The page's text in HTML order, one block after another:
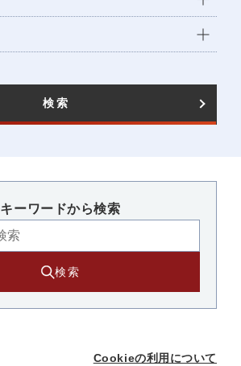
検索
キーワードから検索​
検索
Cookieの利用について